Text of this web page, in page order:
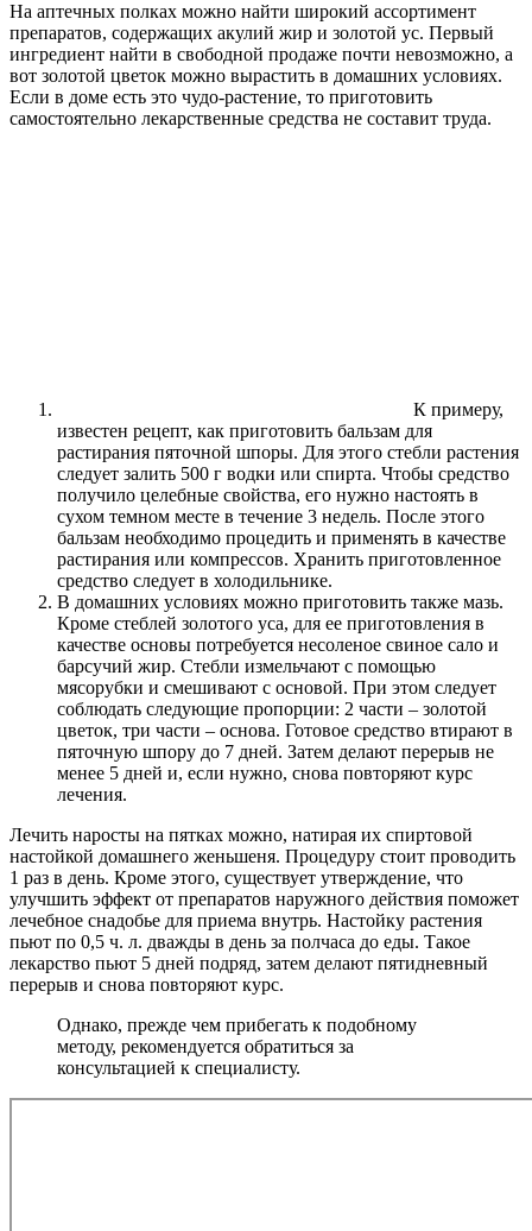
На аптечных полках можно найти широкий ассортимент
препаратов, содержащих акулий жир и золотой ус. Первый
ингредиент найти в свободной продаже почти невозможно, а
вот золотой цветок можно вырастить в домашних условиях.
Если в доме есть это чудо-растение, то приготовить
самостоятельно лекарственные средства не составит труда.
К примеру,
известен рецепт, как приготовить бальзам для
растирания пяточной шпоры. Для этого стебли растения
следует залить 500 г водки или спирта. Чтобы средство
получило целебные свойства, его нужно настоять в
сухом темном месте в течение 3 недель. После этого
бальзам необходимо процедить и применять в качестве
растирания или компрессов. Хранить приготовленное
средство следует в холодильнике.
В домашних условиях можно приготовить также мазь.
Кроме стеблей золотого уса, для ее приготовления в
качестве основы потребуется несоленое свиное сало и
барсучий жир. Стебли измельчают с помощью
мясорубки и смешивают с основой. При этом следует
соблюдать следующие пропорции: 2 части – золотой
цветок, три части – основа. Готовое средство втирают в
пяточную шпору до 7 дней. Затем делают перерыв не
менее 5 дней и, если нужно, снова повторяют курс
лечения.
Лечить наросты на пятках можно, натирая их спиртовой
настойкой домашнего женьшеня. Процедуру стоит проводить
1 раз в день. Кроме этого, существует утверждение, что
улучшить эффект от препаратов наружного действия поможет
лечебное снадобье для приема внутрь. Настойку растения
пьют по 0,5 ч. л. дважды в день за полчаса до еды. Такое
лекарство пьют 5 дней подряд, затем делают пятидневный
перерыв и снова повторяют курс.
Однако, прежде чем прибегать к подобному
методу, рекомендуется обратиться за
консультацией к специалисту.